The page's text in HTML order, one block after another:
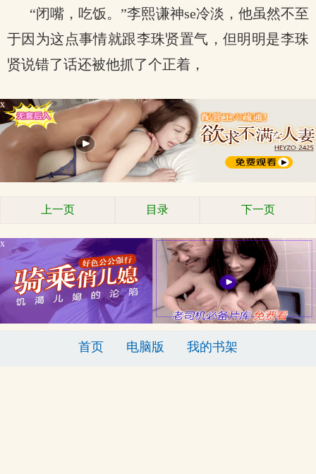
“闭嘴，吃饭。”李熙谦神se冷淡，他虽然不至
于因为这点事情就跟李珠贤置气，但明明是李珠
贤说错了话还被他抓了个正着，
x
上一页 目录 下一页
x
首页 电脑版 我的书架